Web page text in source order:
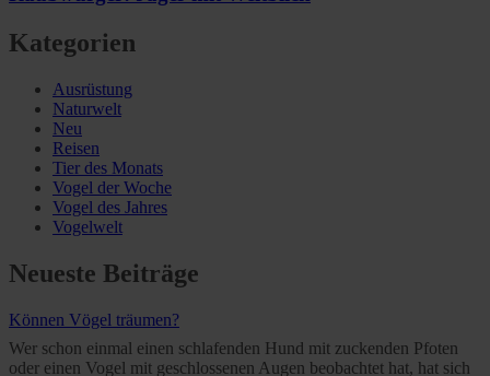
Kategorien
Ausrüstung
Naturwelt
Neu
Reisen
Tier des Monats
Vogel der Woche
Vogel des Jahres
Vogelwelt
Neueste Beiträge
Können Vögel träumen?
Wer schon einmal einen schlafenden Hund mit zuckenden Pfoten
oder einen Vogel mit geschlossenen Augen beobachtet hat, hat sich